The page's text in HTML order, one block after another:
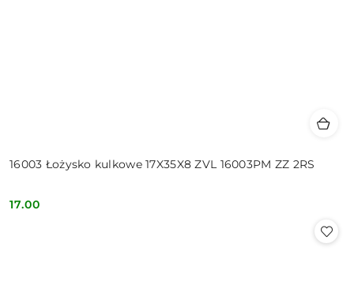
16003 Łożysko kulkowe 17X35X8 ZVL 16003PM ZZ 2RS
Cena:
17.00